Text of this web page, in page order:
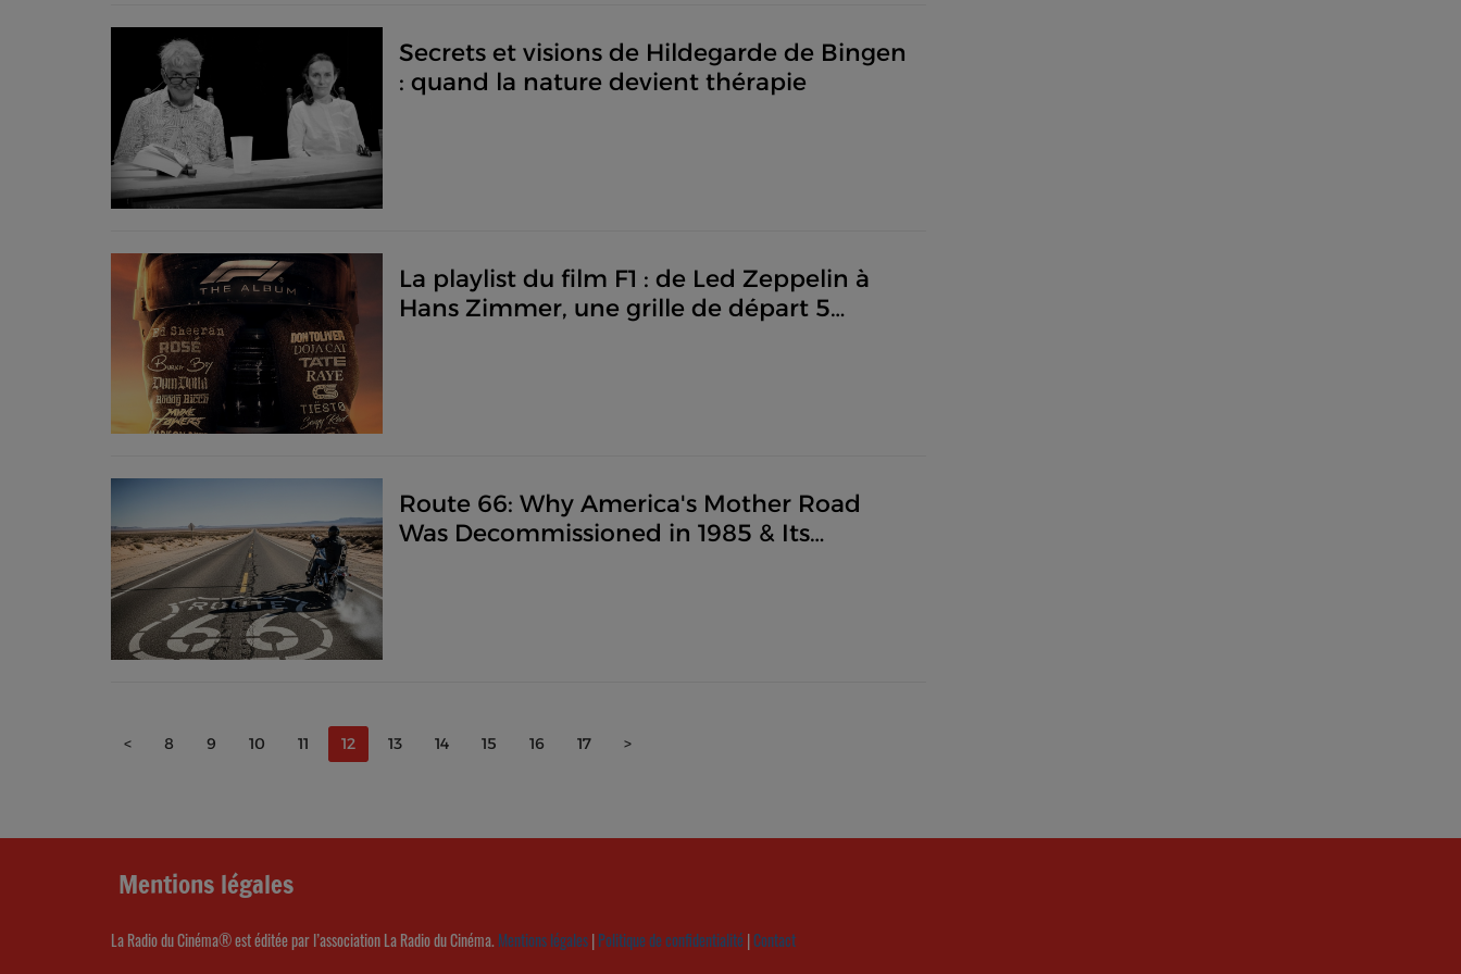
Secrets et visions de Hildegarde de Bingen
: quand la nature devient thérapie
La playlist du film F1 : de Led Zeppelin à
Hans Zimmer, une grille de départ 5
Route 66: Why America's Mother Road
Was Decommissioned in 1985 & Its
< 8 9 10 11 12 13 14 15 16 17 >
Mentions légales
La Radio du Cinéma® est éditée par l’association La Radio du Cinéma. Mentions légales|Politique de confidentialité|Contact